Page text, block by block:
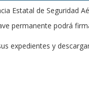
Estatal de Seguridad
permanente podrá
expedientes y